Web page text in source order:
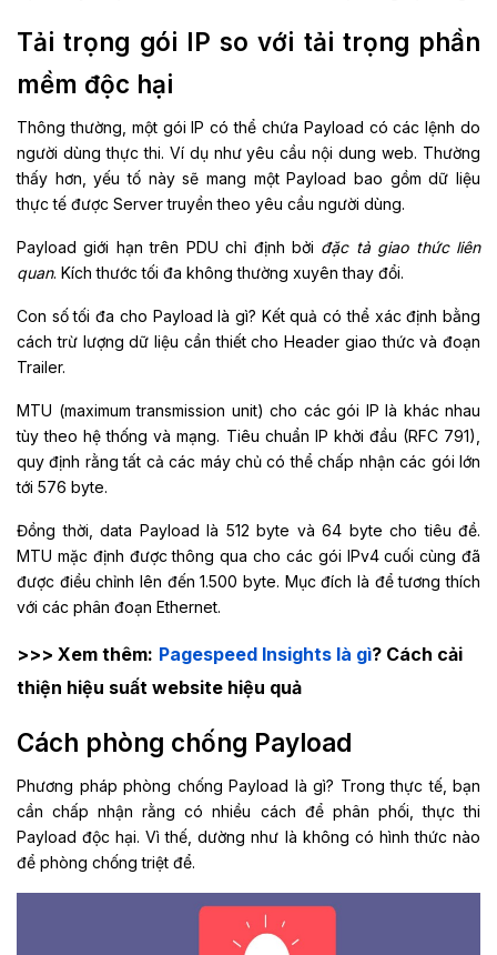
Tải trọng gói IP so với tải trọng phần
mềm độc hại
Thông thường, một gói IP có thể chứa Payload có các lệnh do
người dùng thực thi. Ví dụ như yêu cầu nội dung web. Thường
thấy hơn, yếu tố này sẽ mang một Payload bao gồm dữ liệu
thực tế được Server truyền theo yêu cầu người dùng.
Payload giới hạn trên PDU chỉ định bởi đặc tả giao thức liên
quan. Kích thước tối đa không thường xuyên thay đổi.
Con số tối đa cho Payload là gì? Kết quả có thể xác định bằng
cách trừ lượng dữ liệu cần thiết cho Header giao thức và đoạn
Trailer.
MTU (maximum transmission unit) cho các gói IP là khác nhau
tùy theo hệ thống và mạng. Tiêu chuẩn IP khởi đầu (RFC 791),
quy định rằng tất cả các máy chủ có thể chấp nhận các gói lớn
tới 576 byte.
Đồng thời, data Payload là 512 byte và 64 byte cho tiêu đề.
MTU mặc định được thông qua cho các gói IPv4 cuối cùng đã
được điều chỉnh lên đến 1.500 byte. Mục đích là để tương thích
với các phân đoạn Ethernet.
>>> Xem thêm: Pagespeed Insights là gì? Cách cải
thiện hiệu suất website hiệu quả
Cách phòng chống Payload
Phương pháp phòng chống Payload là gì? Trong thực tế, bạn
cần chấp nhận rằng có nhiều cách để phân phối, thực thi
Payload độc hại. Vì thế, dường như là không có hình thức nào
để phòng chống triệt để.